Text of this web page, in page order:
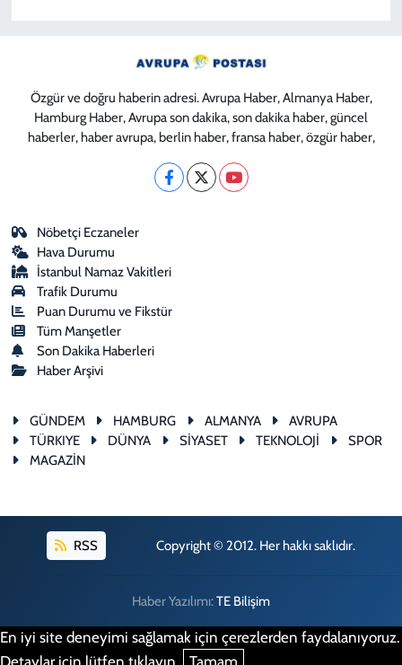
Özgür ve doğru haberin adresi. Avrupa Haber, Almanya Haber,
Hamburg Haber, Avrupa son dakika, son dakika haber, güncel
haberler, haber avrupa, berlin haber, fransa haber, özgür haber,
Nöbetçi Eczaneler
Hava Durumu
İstanbul Namaz Vakitleri
Trafik Durumu
Puan Durumu ve Fikstür
Tüm Manşetler
Son Dakika Haberleri
Haber Arşivi
GÜNDEM HAMBURG ALMANYA
AVRUPA
TÜRKIYE
DÜNYA SİYASET TEKNOLOJİ
SPOR
MAGAZİN
RSS Copyright © 2012. Her hakkı saklıdır.
Haber Yazılımı:TE Bilişim
En iyi site deneyimi sağlamak için çerezlerden faydalanıyoruz.